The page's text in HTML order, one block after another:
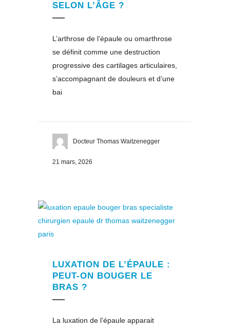
SELON L’ÂGE ?
L’arthrose de l’épaule ou omarthrose
se définit comme une destruction
progressive des cartilages articulaires,
s’accompagnant de douleurs et d’une
bai
Docteur Thomas Waitzenegger
21 mars, 2026
LUXATION DE L’ÉPAULE :
PEUT-ON BOUGER LE
BRAS ?
La luxation de l’épaule apparait